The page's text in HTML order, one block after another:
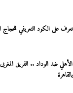
تعرف على الكود التعريفي للحجاج
الأهلي ضد الوداد .. الفريق
بالقاهرة